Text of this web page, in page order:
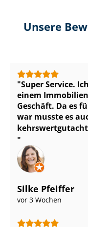
Unsere
Super Service.
einem
Geschäft. Da es
war musste es
Silke Pfeiffer
vor 3 Wochen